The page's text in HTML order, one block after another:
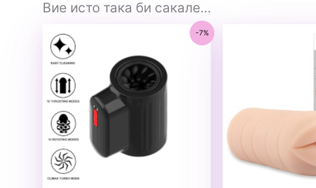
Вие исто така би сакале…
-7%